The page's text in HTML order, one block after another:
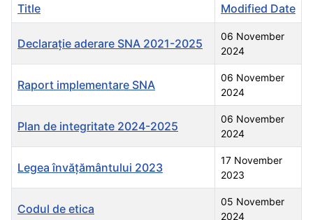
Title Modified Date
Declarație aderare SNA 2021-2025
06 November
2024
Raport implementare SNA
06 November
2024
Plan de integritate 2024-2025
06 November
2024
Legea învățământului 2023
17 November
2023
Codul de etica
05 November
2024